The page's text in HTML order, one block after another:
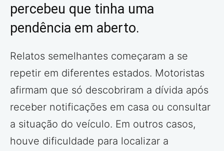
percebeu que tinha uma
pendência em aberto.
Relatos semelhantes começaram a se
repetir em diferentes estados. Motoristas
afirmam que só descobriram a dívida após
receber notificações em casa ou consultar
a situação do veículo. Em outros casos,
houve dificuldade para localizar a